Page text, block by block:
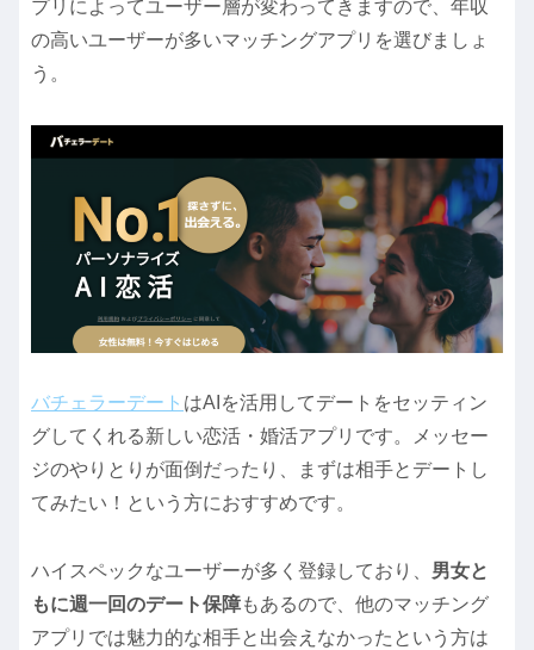
プリによってユーザー層が変わってきますので、年収
の高いユーザーが多いマッチングアプリを選びましょ
う。
バチェラーデート はAIを活用してデートをセッティン
グしてくれる新しい恋活・婚活アプリです。メッセー
ジのやりとりが面倒だったり、まずは相手とデートし
てみたい！という方におすすめです。
ハイスペックなユーザーが多く登録しており、 男女と
もに週一回のデート保障もあるので、他のマッチング
アプリでは魅力的な相手と出会えなかったという方は